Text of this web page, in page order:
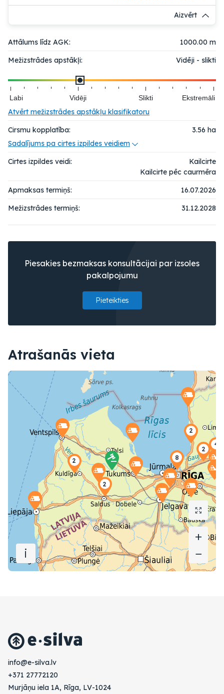
Aizvērt
Attālums līdz AGK:
1000.00 m
Mežizstrādes apstākļi:
Vidēji - slikti
Labi Vidēji Slikti Ekstremāli
Atvērt mežizstrādes apstākļu klasifikatoru
Cirsmu kopplatība:
3.56 ha
Sadalījums pa cirtes izpildes veidiem
Cirtes izpildes veidi:
Kailcirte
Kailcirte pēc caurmēra
Apmaksas termiņš:
16.07.2026
Mežizstrādes termiņš:
31.12.2028
Piesakies bezmaksas konsultācijai par izsoles
pakalpojumu
Pieteikties
Atrašanās vieta
+
−
i
+
−
vl.avlis-e@ofni
+371 27772120
Murjāņu iela 1A, Rīga, LV-1024